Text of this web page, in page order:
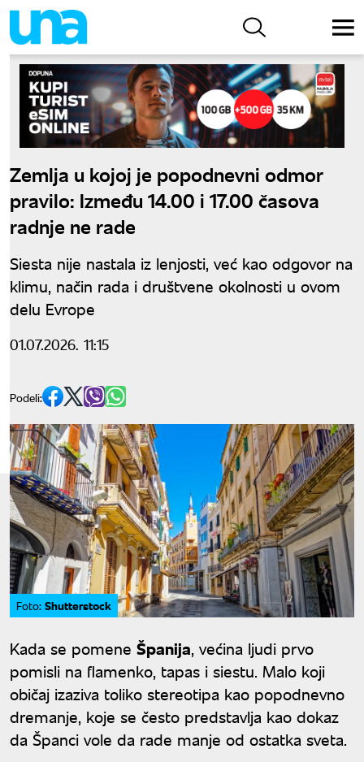
Zemlja u kojoj je popodnevni odmor
pravilo: Između 14.00 i 17.00 časova
radnje ne rade
Siesta nije nastala iz lenjosti, već kao odgovor na
klimu, način rada i društvene okolnosti u ovom
delu Evrope
01.07.2026. 11:15
Podeli:
Foto: Shutterstock
Kada se pomene Španija, većina ljudi prvo
pomisli na flamenko, tapas i siestu. Malo koji
običaj izaziva toliko stereotipa kao popodnevno
dremanje, koje se često predstavlja kao dokaz
da Španci vole da rade manje od ostatka sveta.